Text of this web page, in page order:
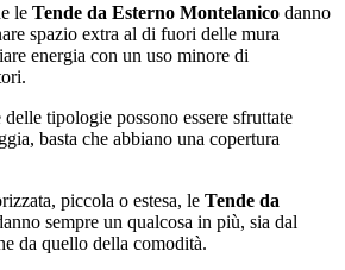
le Tende da Esterno Montelanico danno
spazio extra al di fuori delle mura
energia con un uso minore di
tipologie possono essere sfruttate
basta che abbiano una copertura
piccola o estesa, le Tende da
sempre un qualcosa in più, sia dal
da quello della comodità.